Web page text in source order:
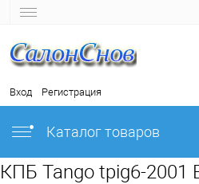
Вход Регистрация
Каталог товаров
КПБ Tango tpig6-2001